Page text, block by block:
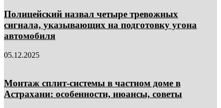
Полицейский назвал четыре тревожных
сигнала, указывающих на подготовку угона
автомобиля
05.12.2025
Монтаж сплит-системы в частном доме в
Астрахани: особенности, нюансы, советы